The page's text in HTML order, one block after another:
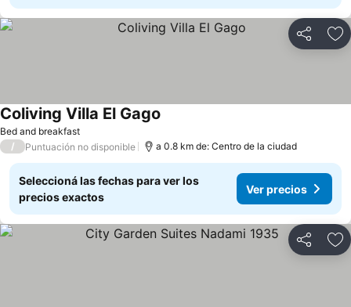
Compartir
Bed and breakfast
Coliving Villa El Gago
/ Puntuación no disponible a 0.8 km de: Centro de la ciudad
Seleccioná las fechas para ver los
precios exactos
Ver precios
Compartir